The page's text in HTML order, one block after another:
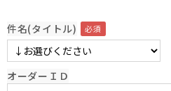
件名(タイトル)
オーダーＩＤ